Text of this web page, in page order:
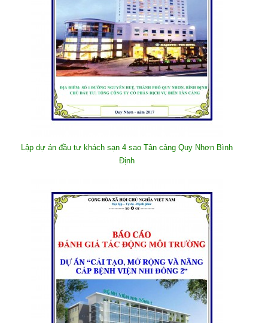
Lập dự án đầu tư khách sạn 4 sao Tân cảng Quy Nhơn Bình
Định